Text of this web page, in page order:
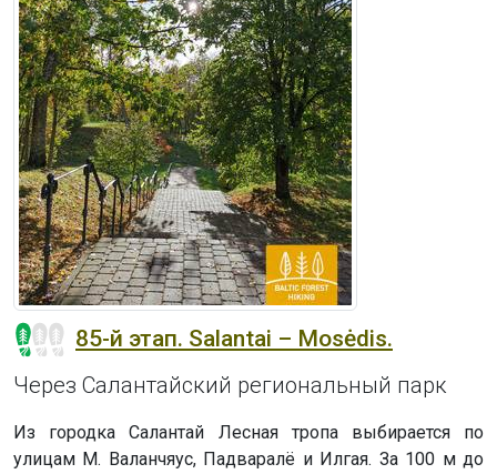
85-й этап. Salantai – Mosėdis.
Через Салантайский региональный парк
Из городка Салантай Лесная тропа выбирается по
улицам М. Валанчяус, Падваралё и Илгая. За 100 м до